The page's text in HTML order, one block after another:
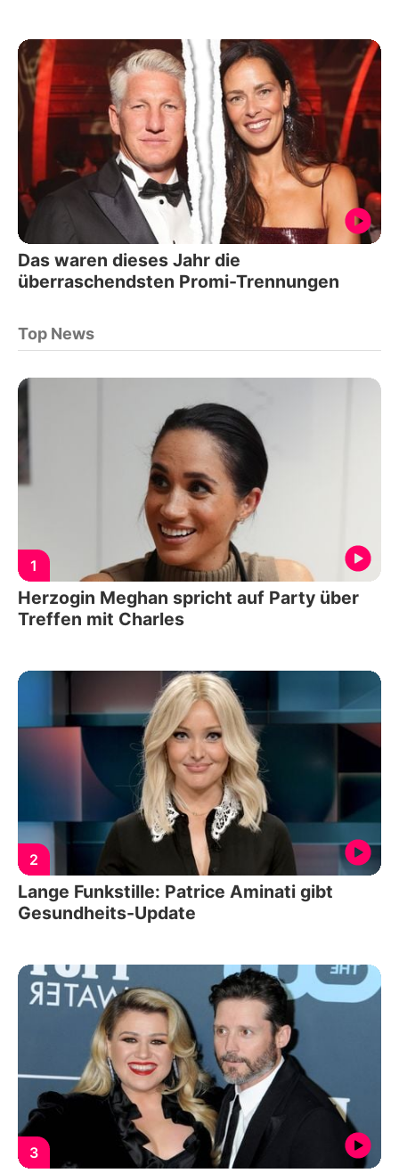
Das waren dieses Jahr die
überraschendsten Promi-Trennungen
Top News
1
Herzogin Meghan spricht auf Party über
Treffen mit Charles
2
Lange Funkstille: Patrice Aminati gibt
Gesundheits-Update
3